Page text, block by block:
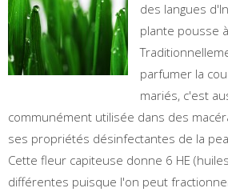
des langues
plante pousse
parfumer la
mariés, c'est
communément utilisée dans des
ses propriétés désinfectantes de la
Cette fleur capiteuse donne 6 HE
différentes puisque l'on peut